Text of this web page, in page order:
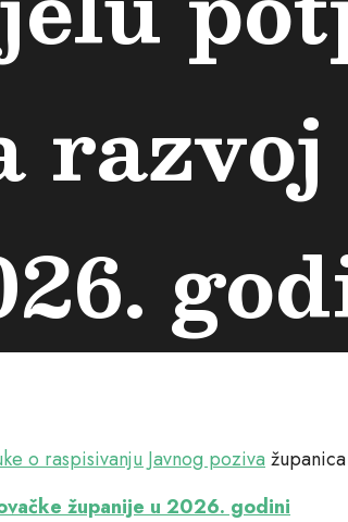
razvoj
o raspisivanju Javnog poziva
županije u 2026. godini